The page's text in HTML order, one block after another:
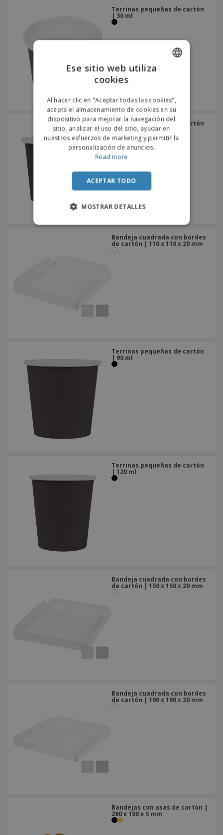
Terrinas pequeñas de cartón
| 30 ml
Terrinas pequeñas de cartón
| 60 ml
Bandeja cuadrada con bordes
de cartón | 110 x 110 x 20 mm
Terrinas pequeñas de cartón
| 90 ml
Terrinas pequeñas de cartón
| 120 ml
Bandeja cuadrada con bordes
de cartón | 150 x 150 x 20 mm
Bandeja cuadrada con bordes
de cartón | 190 x 190 x 20 mm
Bandejas con asas de cartón |
280 x 190 x 5 mm
SPANISH
Ese sitio web utiliza
cookies
Al hacer clic en "Aceptar todas las cookies",
acepta el almacenamiento de cookies en su
dispositivo para mejorar la navegación del
sitio, analizar el uso del sitio, ayudar en
nuestros esfuerzos de marketing y permitir la
personalización de anuncios.
Read more
ACEPTAR TODO
MOSTRAR DETALLES